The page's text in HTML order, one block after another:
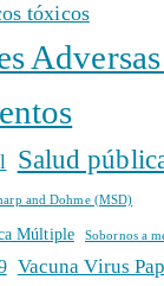
tóxicos
Salud
and Dohme (MSD)
Múltiple Sobornos a
Vacuna Virus